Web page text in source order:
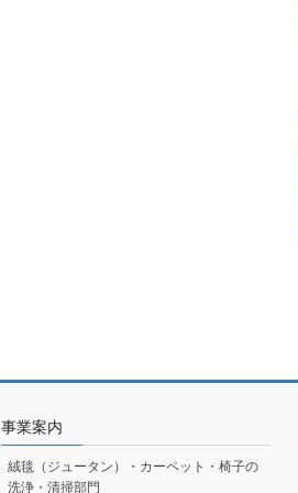
事業案内
絨毯（ジュータン）・カーペット・椅子の
洗浄・清掃部門